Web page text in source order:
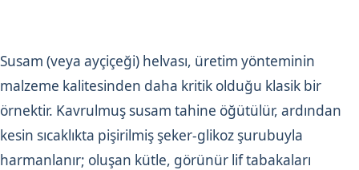
Susam (veya ayçiçeği) helvası, üretim yönteminin
malzeme kalitesinden daha kritik olduğu klasik bir
örnektir. Kavrulmuş susam tahine öğütülür, ardından
kesin sıcaklıkta pişirilmiş şeker-glikoz şurubuyla
harmanlanır; oluşan kütle, görünür lif tabakaları